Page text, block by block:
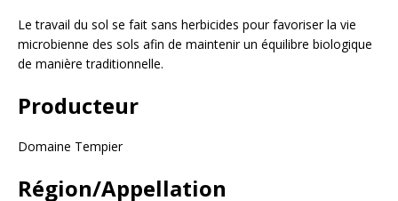
Le travail du sol se fait sans herbicides pour favoriser la vie
microbienne des sols afin de maintenir un équilibre biologique
de manière traditionnelle.
Producteur
Domaine Tempier
Région/Appellation